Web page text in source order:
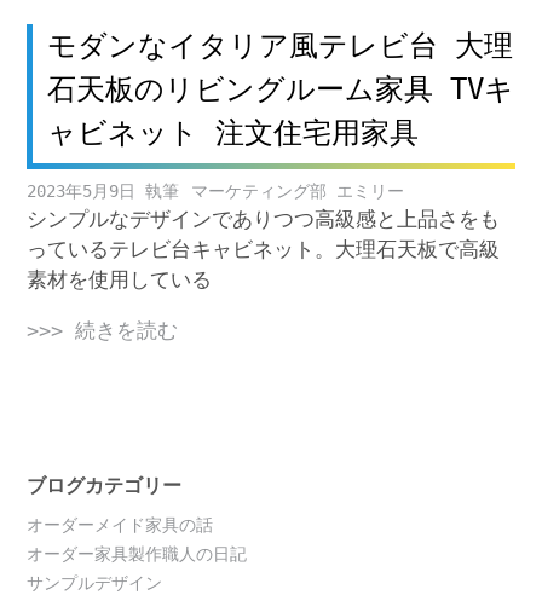
モダンなイタリア風テレビ台 大理
石天板のリビングルーム家具 TVキ
ャビネット 注文住宅用家具
2023年5月9日 マーケティング部 エミリー
シンプルなデザインでありつつ高級感と上品さをも
っているテレビ台キャビネット。大理石天板で高級
素材を使用している
>>> 続きを読む
ブログカテゴリー
オーダーメイド家具の話
オーダー家具製作職人の日記
サンプルデザイン